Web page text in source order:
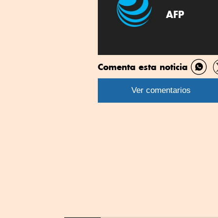
AFP
Comenta esta noticia
por
Ver comentarios